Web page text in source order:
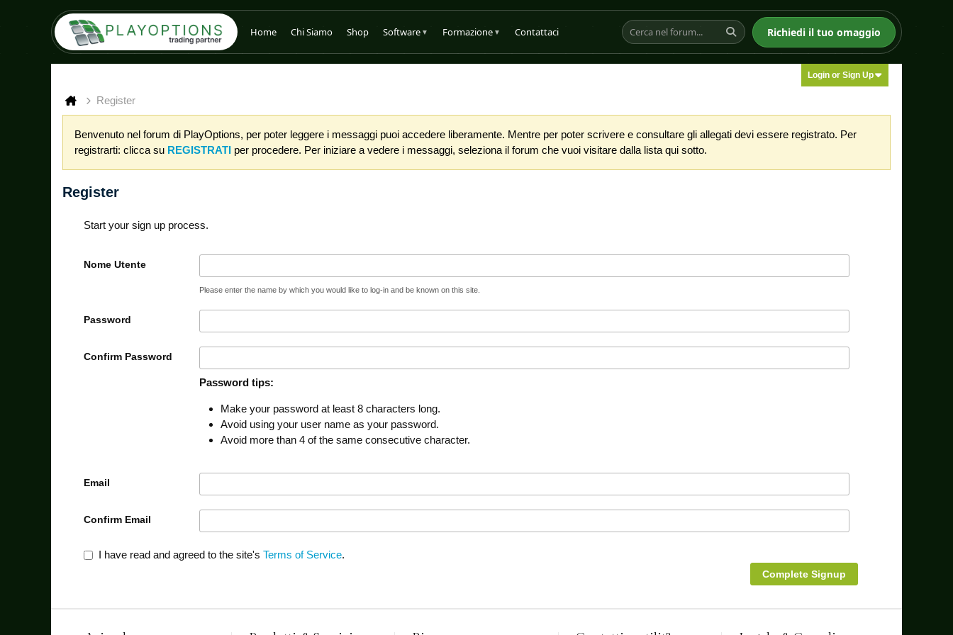
Home Chi Siamo Shop Software ▼ Formazione ▼ Contattaci Richiedi il tuo omaggio
Login or Sign Up
Register
Benvenuto nel forum di PlayOptions, per poter leggere i messaggi puoi accedere liberamente. Mentre per poter scrivere e consultare gli allegati devi essere registrato. Per
registrarti: clicca su REGISTRATI per procedere. Per iniziare a vedere i messaggi, seleziona il forum che vuoi visitare dalla lista qui sotto.
Register
Start your sign up process.
Nome Utente
Please enter the name by which you would like to log-in and be known on this site.
Password
Confirm Password
Password tips:
Make your password at least 8 characters long.
Avoid using your user name as your password.
Avoid more than 4 of the same consecutive character.
Email
Confirm Email
I have read and agreed to the site's Terms of Service.
Complete Signup